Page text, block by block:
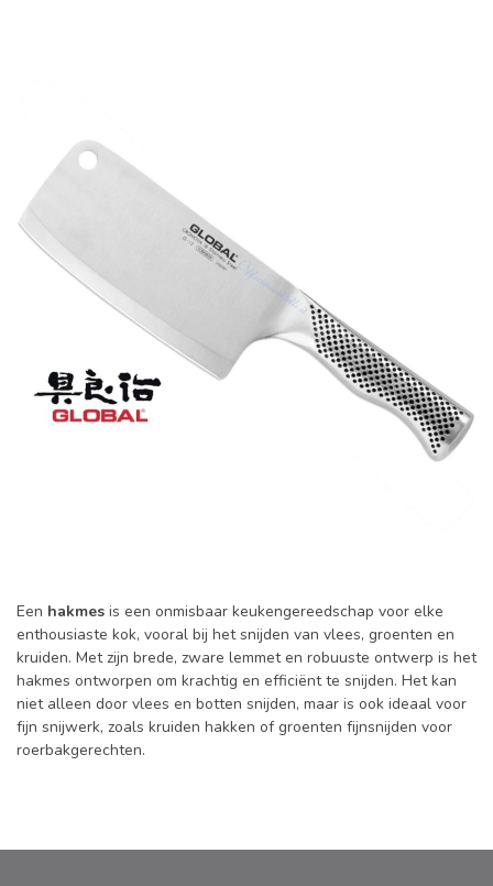
Een hakmes is een onmisbaar keukengereedschap voor elke
enthousiaste kok, vooral bij het snijden van vlees, groenten en
kruiden. Met zijn brede, zware lemmet en robuuste ontwerp is het
hakmes ontworpen om krachtig en efficiënt te snijden. Het kan
niet alleen door vlees en botten snijden, maar is ook ideaal voor
fijn snijwerk, zoals kruiden hakken of groenten fijnsnijden voor
roerbakgerechten.